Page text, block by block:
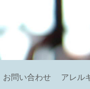
お問い合わせ アレル